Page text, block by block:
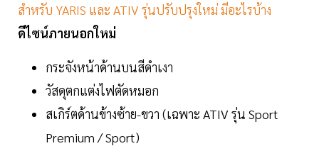
สำหรับ YARIS และ ATIV รุ่นปรับปรุงใหม่ มีอะไรบ้าง
ดีไซน์ภายนอกใหม่
กระจังหน้าด้านบนสีดำเงา
วัสดุตกแต่งไฟตัดหมอก
สเกิร์ตด้านข้างซ้าย-ขวา (เฉพาะ ATIV รุ่น Sport
Premium / Sport)